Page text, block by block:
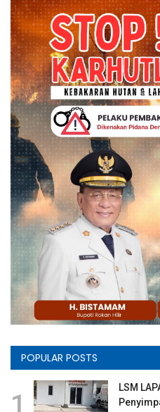
POPULAR POSTS
1
LSM